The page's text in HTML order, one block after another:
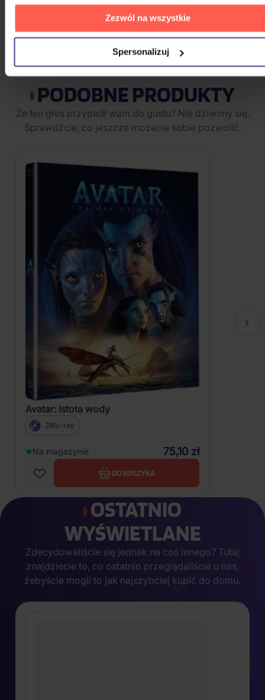
Zezwól na wszystkie
Spersonalizuj
Na magazynie 107,10 zł
POKAŻ WSZYSTKIE
PODOBNE PRODUKTY
Że ten głos przypadł wam do gustu? Nie dziwimy się.
Sprawdźcie, co jeszcze możecie sobie pozwolić.
Avatar: Istota wody
2Blu-ray
Na magazynie 75,10 zł
DO KOSZYKA
OSTATNIO
WYŚWIETLANE
Zdecydowaliście się jednak na coś innego? Tutaj
znajdziecie to, co ostatnio przeglądaliście u nas,
żebyście mogli to jak najszybciej kupić do domu.